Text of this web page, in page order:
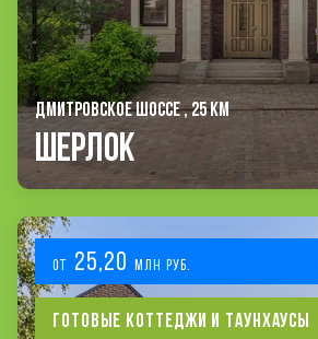
ДМИТРОВСКОЕ ШОССЕ , 25 КМ
Шерлок
от 25,20 млн руб.
Готовые коттеджи и таунхаусы